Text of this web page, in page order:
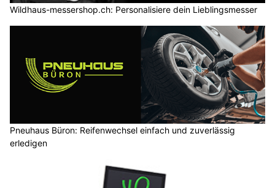
Wildhaus-messershop.ch: Personalisiere dein Lieblingsmesser
Pneuhaus Büron: Reifenwechsel einfach und zuverlässig
erledigen